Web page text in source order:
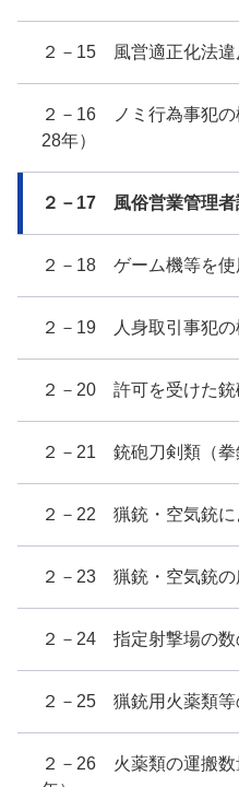
２－15 風営適正化法違
２－16 ノミ行為事犯の
28年）
２－17 風俗営業管理者
２－18 ゲーム機等を使
２－19 人身取引事犯の
２－20 許可を受けた銃
２－21 銃砲刀剣類（拳
２－22 猟銃・空気銃に
２－23 猟銃・空気銃の
２－24 指定射撃場の数
２－25 猟銃用火薬類等
２－26 火薬類の運搬数